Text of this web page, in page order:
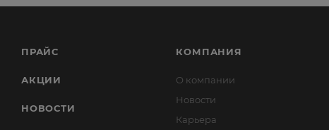
ПРАЙС
АКЦИИ
НОВОСТИ
КОМПАНИЯ
О компании
Новости
Карьера